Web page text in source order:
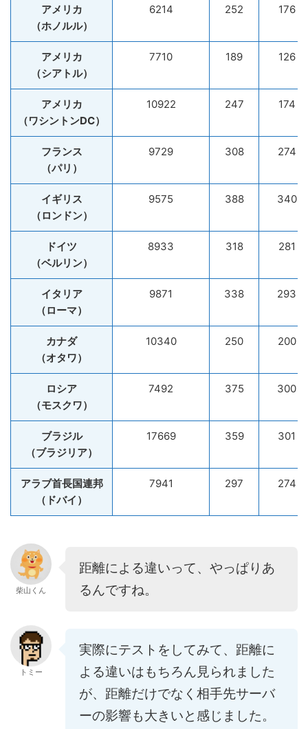
アメリカ
（ホノルル）
6214 252 176
アメリカ
（シアトル）
7710 189 126
アメリカ
（ワシントンDC）
10922 247 174
フランス
（パリ）
9729 308 274
イギリス
（ロンドン）
9575 388 340
ドイツ
（ベルリン）
8933 318 281
イタリア
（ローマ）
9871 338 293
カナダ
（オタワ）
10340 250 200
ロシア
（モスクワ）
7492 375 300
ブラジル
（ブラジリア）
17669 359 301
アラブ首長国連邦
（ドバイ）
7941 297 274
柴山くん
距離による違いって、やっぱりあ
るんですね。
トミー
実際にテストをしてみて、距離に
よる違いはもちろん見られました
が、距離だけでなく相手先サーバ
ーの影響も大きいと感じました。